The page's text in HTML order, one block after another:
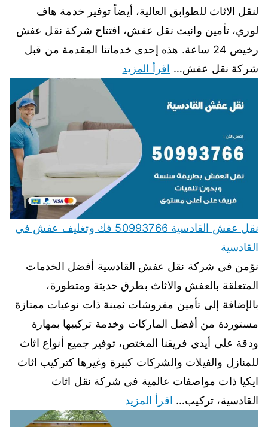
لنقل الاثاث للطوابق العالية، أيضاً توفير خدمة هاف
لوري، تأمين وانيت نقل عفش، افتتاح شركة نقل عفش
رخيص 24 ساعة. هذه إحدى خدماتنا المقدمة من قبل
شركة نقل عفش… اقرأ المزيد
نقل عفش القادسية 50993766 فك وتغليف عفش في
القادسية
نؤمن في شركة نقل عفش القادسية أفضل الخدمات
المتعلقة بالعفش والاثاث بطرق حديثة ومتطورة،
بالإضافة إلى تأمين مفروشات ثمينة ذات نوعيات ممتازة
مستوردة من أفضل الماركات وخدمة تركيبها بمهارة
ودقة على أيدي فريقنا المختص، توفير جميع أنواع اثاث
للمنازل والفيلات والشركات كبيرة وغيرها كتركيب اثاث
ايكيا ذات مواصفات عالمية في شركة نقل اثاث
القادسية، تركيب… اقرأ المزيد